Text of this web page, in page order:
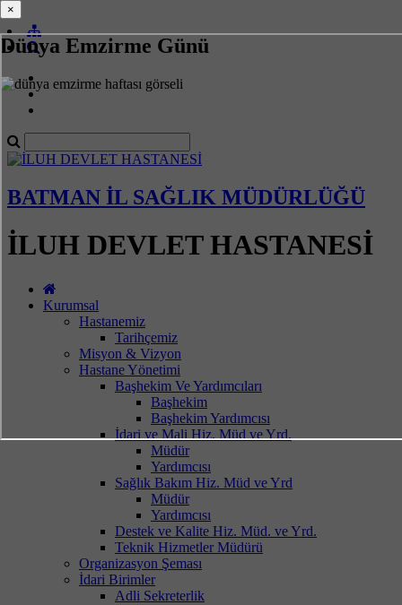
Dünya Emzirme Günü
BATMAN İL SAĞLIK MÜDÜRLÜĞÜ
İLUH DEVLET HASTANESİ
Kurumsal
Hastanemiz
Tarihçemiz
Misyon & Vizyon
Hastane Yönetimi
Başhekim Ve Yardımcıları
Başhekim
Başhekim Yardımcısı
İdari ve Mali Hiz. Müd ve Yrd.
Müdür
Yardımcısı
Sağlık Bakım Hiz. Müd ve Yrd
Müdür
Yardımcısı
Destek ve Kalite Hiz. Müd. ve Yrd.
Teknik Hizmetler Müdürü
Organizasyon Şeması
İdari Birimler
Adli Sekreterlik
×